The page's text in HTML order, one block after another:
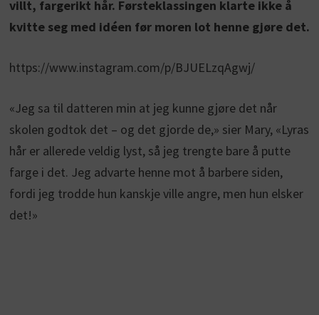
villt, fargerikt hår. Førsteklassingen klarte ikke å
kvitte seg med idéen før moren lot henne gjøre det.
https://www.instagram.com/p/BJUELzqAgwj/
«Jeg sa til datteren min at jeg kunne gjøre det når
skolen godtok det – og det gjorde de,» sier Mary, «Lyras
hår er allerede veldig lyst, så jeg trengte bare å putte
farge i det. Jeg advarte henne mot å barbere siden,
fordi jeg trodde hun kanskje ville angre, men hun elsker
det!»